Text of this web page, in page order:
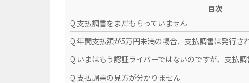
目次
Q.支払調書をまだもらっていません
Q.年間支払額が5万円未満の場合、支払調書は発行さ
Q.いまはもう認証ライバーではないのですが、支払
Q.支払調書の見方が分かりません